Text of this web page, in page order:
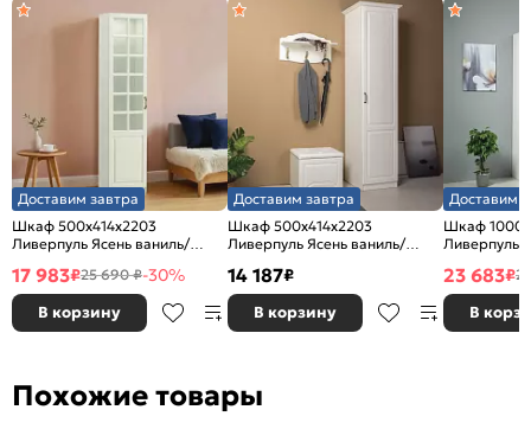
Доставим завтра
Шкаф 500x414x2203
Ливерпуль Ясень ваниль/
17 983₽25 690 ₽-30%
В корзину
Доставим завтра
Шкаф 500x414x2203
Ливерпуль Ясень ваниль/
14 187₽
В корзину
Доставим
Шкаф
Ливерпуль
23 683₽
В
Похожие товары